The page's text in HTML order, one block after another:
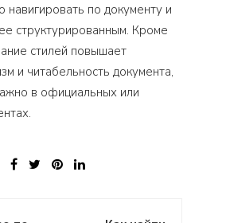
навигировать по документу и
структурированным. Кроме
стилей повышает
и читабельность документа,
в официальных или